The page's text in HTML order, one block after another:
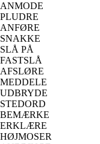
ANMODE
PLUDRE
ANFØRE
SNAKKE
SLÅ PÅ
FASTSLÅ
AFSLØRE
MEDDELE
UDBRYDE
STEDORD
BEMÆRKE
ERKLÆRE
HØJMOSER